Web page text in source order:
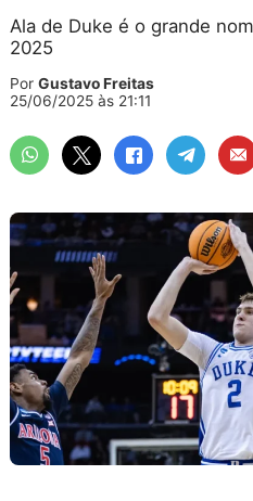
Ala de Duke é o grande
2025
Por Gustavo Freitas
25/06/2025 às 21:11